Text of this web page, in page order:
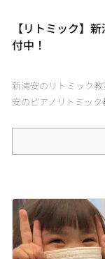
【リトミック】
付中！
新浦安のリトミック
安のピアノリトミック